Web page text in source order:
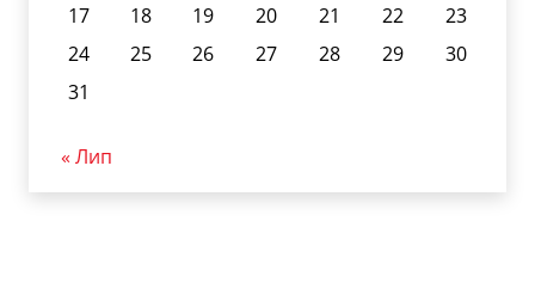
17
18 19 20 21 22
23
24
25 26 27 28 29
30
31
« Лип